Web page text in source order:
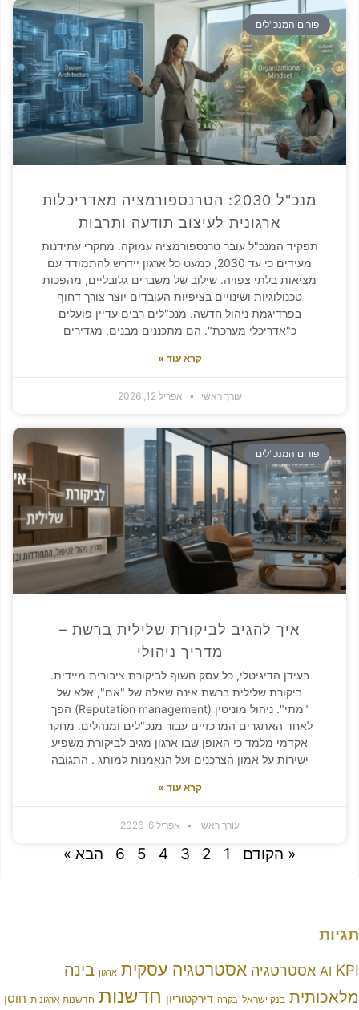
המנכ"לים
מנכ"ל 2030: הטרנספורמציה מאדריכלות
ארגונית לעיצוב תודעה ותרבות
המנכ"ל עובר טרנספורמציה עמוקה. מחקרי עתידנות
מעידים כי עד 2030, כמעט כל ארגון יידרש להתמודד עם
בלתי צפויה. שילוב של משברים גלובליים, מהפכות
טכנולוגיות ושינויים בציפיות העובדים יוצר צורך דחוף
בפרדיגמת ניהול חדשה. מנכ"לים רבים עדיין פועלים
כ"אדריכלי מערכת". הם מתכננים מבנים, מגדירים
אפריל 12, 2026
המנכ"לים
איך להגיב לביקורת שלילית ברשת –
מדריך ניהולי
הדיגיטלי, כל עסק חשוף לביקורת ציבורית מיידית.
ביקורת שלילית ברשת אינה שאלה של "אם", אלא של
"מתי". ניהול מוניטין (Reputation management) הפך
האתגרים המרכזיים עבור מנכ"לים ומנהלים. מחקר
מלמד כי האופן שבו ארגון מגיב לביקורת משפיע
על אמון הצרכנים ועל הנאמנות למותג . התגובה
אפריל 6, 2026
1
2
3
4
5
6 הבא »
אסטרטגיה עסקית ארגון בינה
בנק ישראל בקרה דירקטוריון חדשנות חדשנות ארגונית חוסן